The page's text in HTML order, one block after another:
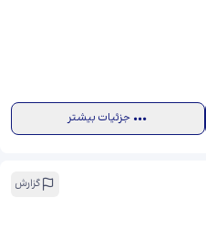
جزئیات بیشتر
گزارش